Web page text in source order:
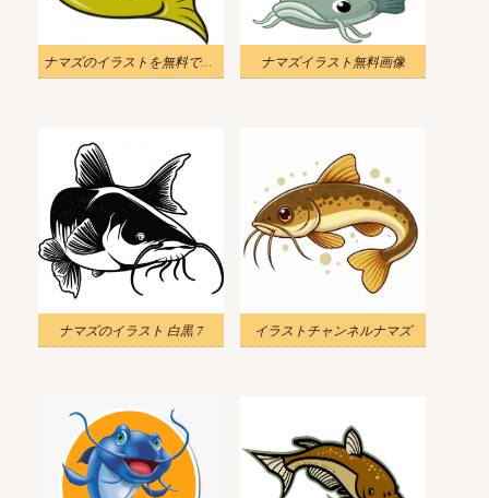
ナマズのイラストを無料でダウンロード ナマズイラスト無料画像
ナマズのイラスト 白黒 7 イラストチャンネルナマズ